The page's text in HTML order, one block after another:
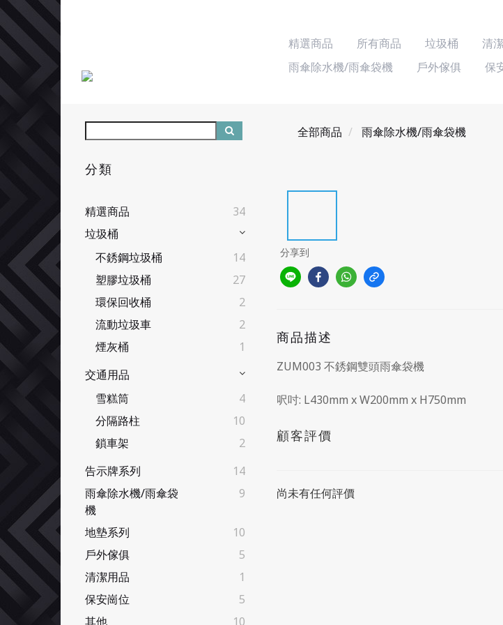
精選商品 所有商品 垃圾桶 清
雨傘除水機/雨傘袋機
戶外傢俱 保
分類
精選商品
34
垃圾桶
不銹鋼垃圾桶
14
塑膠垃圾桶
27
環保回收桶
2
流動垃圾車
2
煙灰桶
1
交通用品
雪糕筒
4
分隔路柱
10
鎖車架
2
告示牌系列
14
雨傘除水機/雨傘袋
機
9
地墊系列
10
戶外傢俱
5
清潔用品
1
保安崗位
5
其他
10
全部商品 雨傘除水機/雨傘袋機
分享到
商品描述
ZUM003 不銹鋼雙頭雨傘袋機
呎吋: L430mm x W200mm x H750mm
顧客評價
尚未有任何評價